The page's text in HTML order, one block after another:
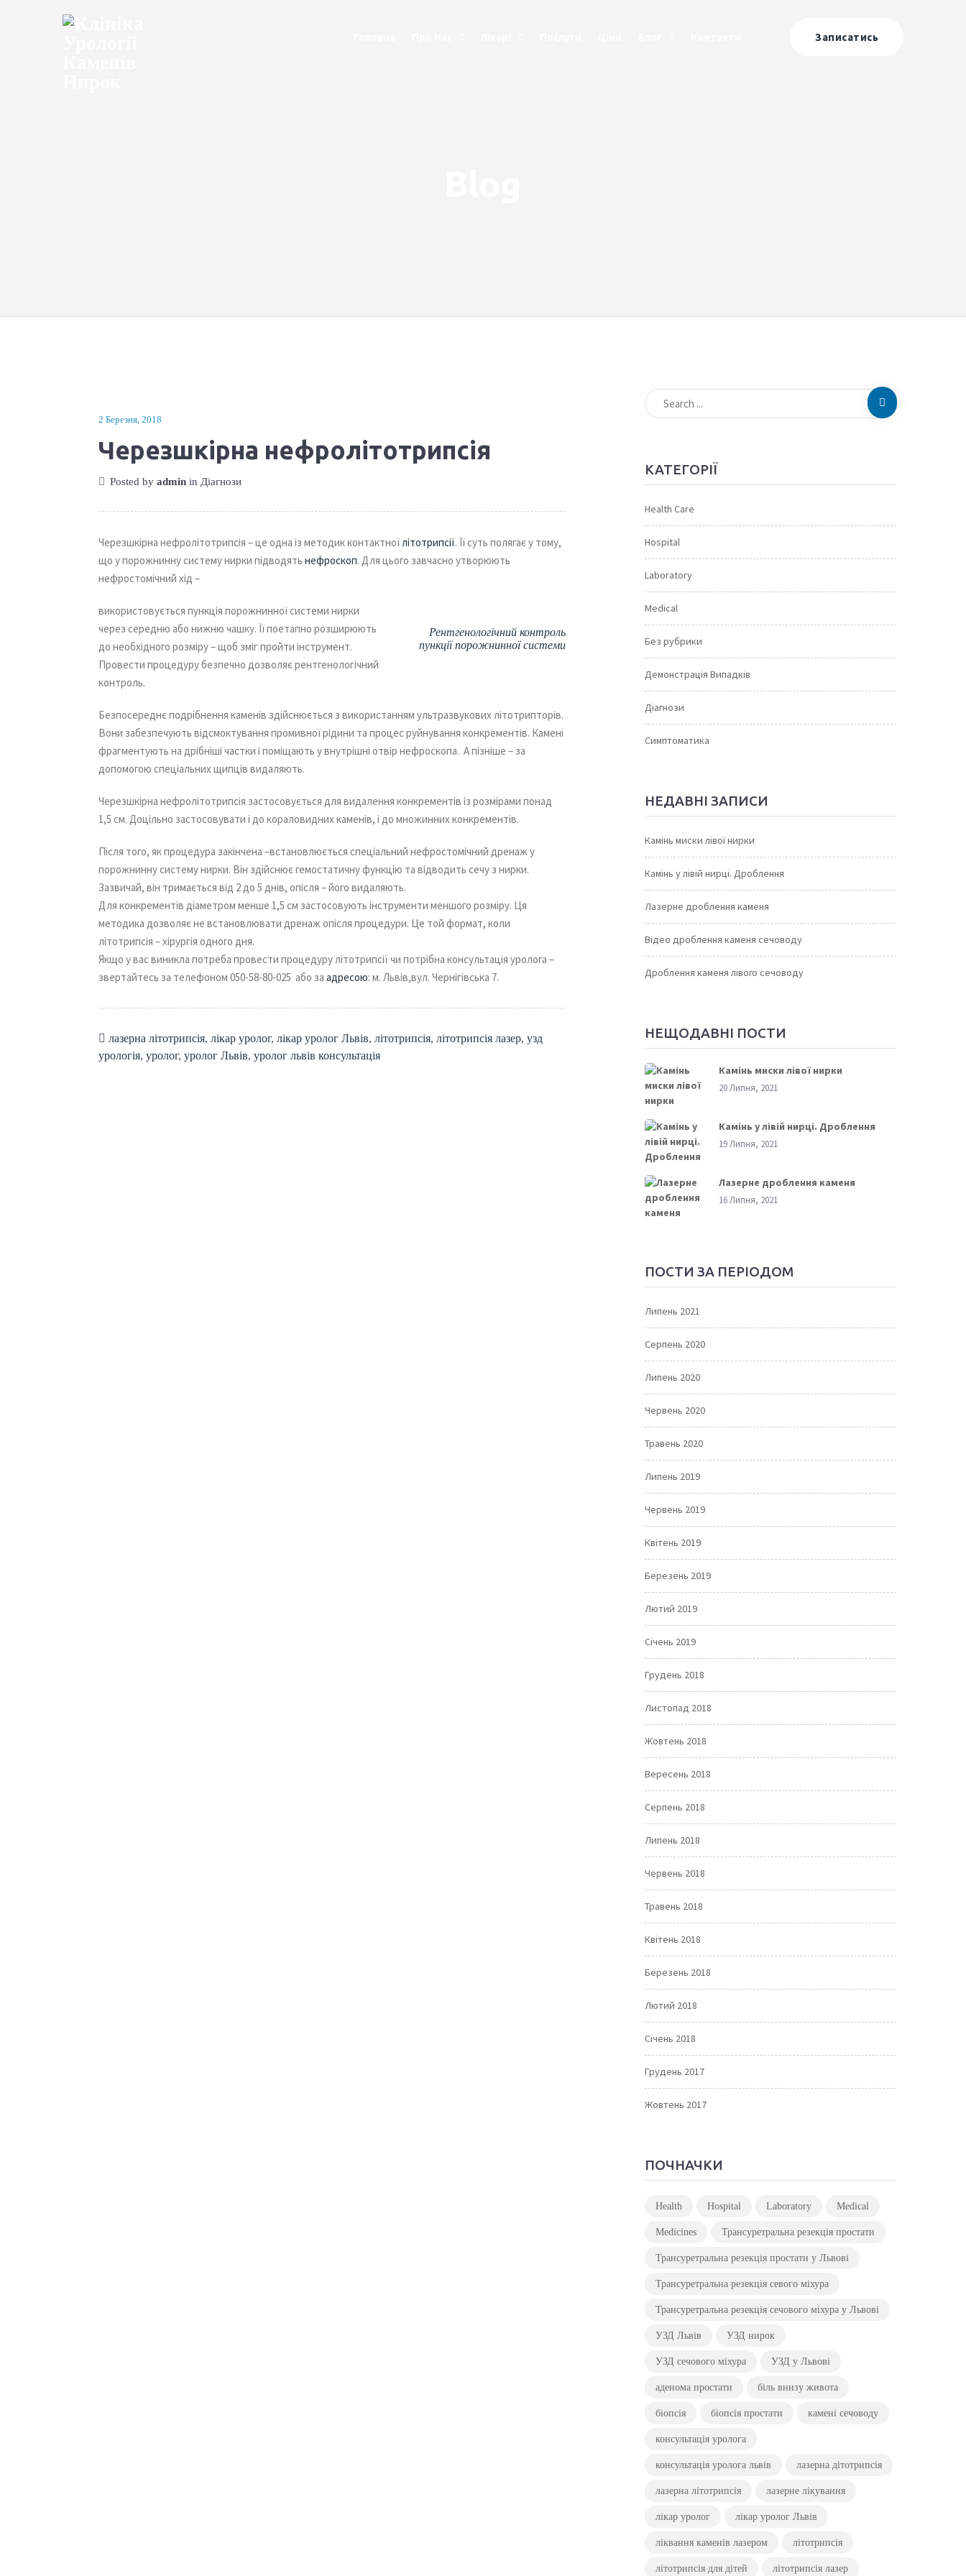
Записатись
2 Березня, 2018
Черезшкірна нефролітотрипсія
Posted by admin in Діагнози
Черезшкірна нефролітотрипсія – це одна із методик контактноїлітотрипсії. Її суть полягає у тому,
що у порожнинну систему нирки підводять нефроскоп. Для цього завчасно утворюють
нефростомічний хід –
Рентгенологічний контроль
пункції порожнинної системи
використовується пункція порожнинної системи нирки
через середню або нижню чашку. Її поетапно розширюють
до необхідного розміру – щоб зміг пройти інструмент.
Провести процедуру безпечно дозволяє рентгенологічний
контроль.
Безпосереднє подрібнення каменів здійснюється з використанням ультразвукових літотрипторів.
Вони забезпечують відсмоктування промивної рідини та процес руйнування конкрементів. Камені
фрагментують на дрібніші частки і поміщають у внутрішні отвір нефроскопа. А пізніше – за
допомогою спеціальних щипців видаляють.
Черезшкірна нефролітотрипсія застосовується для видалення конкрементів із розмірами понад
1,5 см. Доцільно застосовувати і до кораловидних каменів, і до множинних конкрементів.
Після того, як процедура закінчена –встановлюється спеціальний нефростомічний дренаж у
порожнинну систему нирки. Він здійснює гемостатичну функцію та відводить сечу з нирки.
Зазвичай, він тримається від 2 до 5 днів, опісля – його видаляють.
Для конкрементів діаметром менше 1,5 см застосовують інструменти меншого розміру. Ця
методика дозволяє не встановлювати дренаж опісля процедури. Це той формат, коли
літотрипсія – хірургія одного дня.
Якщо у вас виникла потреба провести процедуру літотрипсії чи потрібна консультація уролога –
звертайтесь за телефоном 050-58-80-025 або за адресою: м. Львів,вул. Чернігівська 7.
лазерна літотрипсія, лікар уролог, лікар уролог Львів, літотрипсія, літотрипсія лазер, узд
урологія, уролог, уролог Львів, уролог львів консультація
КАТЕГОРІЇ
Health Care
Hospital
Laboratory
Medical
Без рубрики
Демонстрація Випадків
Діагнози
Симптоматика
НЕДАВНІ ЗАПИСИ
Камінь миски лівої нирки
Камінь у лівій нирці. Дроблення
Лазерне дроблення каменя
Відео дроблення каменя сечоводу
Дроблення каменя лівого сечоводу
НЕЩОДАВНІ ПОСТИ
Камінь миски лівої нирки
20 Липня, 2021
Камінь у лівій нирці. Дроблення
19 Липня, 2021
Лазерне дроблення каменя
16 Липня, 2021
ПОСТИ ЗА ПЕРІОДОМ
Липень 2021
Серпень 2020
Липень 2020
Червень 2020
Травень 2020
Липень 2019
Червень 2019
Квітень 2019
Березень 2019
Лютий 2019
Січень 2019
Грудень 2018
Листопад 2018
Жовтень 2018
Вересень 2018
Серпень 2018
Липень 2018
Червень 2018
Травень 2018
Квітень 2018
Березень 2018
Лютий 2018
Січень 2018
Грудень 2017
Жовтень 2017
ПОЧНАЧКИ
Health Hospital Laboratory Medical
Medicines Трансуретральна резекція простати
Трансуретральна резекція простати у Львові
Трансуретральна резекція севого міхура
Трансуретральна резекція сечового міхура у Львові
УЗД Львів УЗД нирок
УЗД сечового міхура УЗД у Львові
аденома простати біль внизу живота
біопсія біопсія простати камені сечоводу
консультація уролога
консультація уролога львів лазерна дітотрипсія
лазерна літотрипсія лазерне лікування
лікар уролог лікар уролог Львів
ліквання каменів лазером літотрипсія
літотрипсія для дітей літотрипсія лазер